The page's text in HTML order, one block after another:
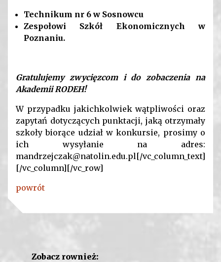
Technikum nr 6 w Sosnowcu
Zespołowi Szkół Ekonomicznych w
Poznaniu.
Gratulujemy zwycięzcom i do zobaczenia na
Akademii RODEH!
W przypadku jakichkolwiek wątpliwości oraz
zapytań dotyczących punktacji, jaką otrzymały
szkoły biorące udział w konkursie, prosimy o
ich wysyłanie na adres:
mandrzejczak@natolin.edu.pl[/vc_column_text]
[/vc_column][/vc_row]
powrót
Zobacz rownież: